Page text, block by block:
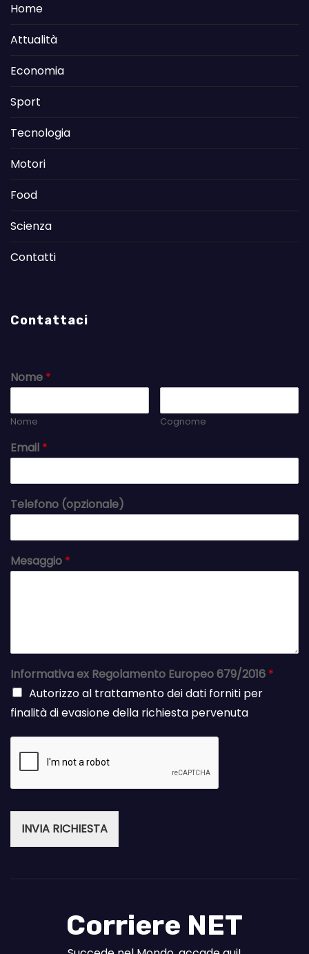
Home
Attualità
Economia
Sport
Tecnologia
Motori
Food
Scienza
Contatti
Contattaci
Nome *
Nome Cognome
Email *
Telefono (opzionale)
Mesaggio *
Informativa ex Regolamento Europeo 679/2016 *
Autorizzo al trattamento dei dati forniti per
finalità di evasione della richiesta pervenuta
INVIA RICHIESTA
Corriere NET